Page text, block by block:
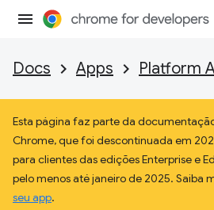
Docs Apps Platform
Esta página faz parte da
Chrome, que foi descontinuada em
para clientes das edições Enterprise e
pelo menos até janeiro de 2025. Saiba
seu app.